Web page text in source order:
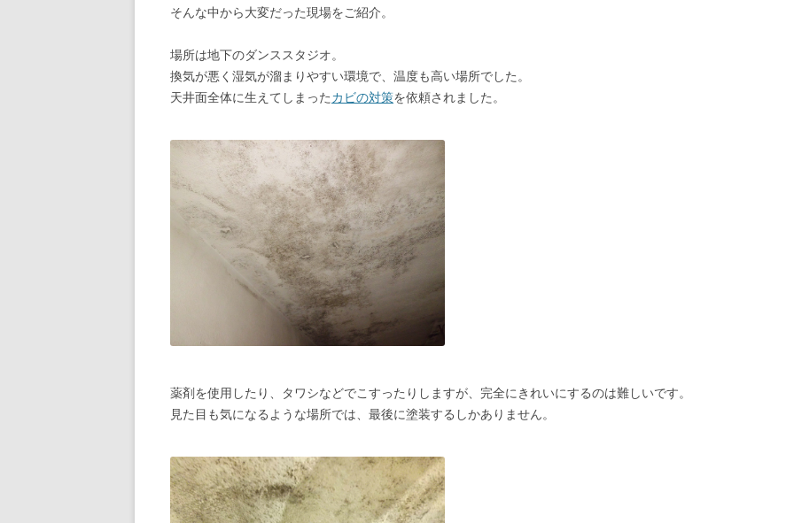
そんな中から大変だった現場をご紹介。
場所は地下のダンススタジオ。
換気が悪く湿気が溜まりやすい環境で、温度も高い場所でした。
天井面全体に生えてしまったカビの対策を依頼されました。
薬剤を使用したり、タワシなどでこすったりしますが、完全にきれいにするのは難しいです。
見た目も気になるような場所では、最後に塗装するしかありません。